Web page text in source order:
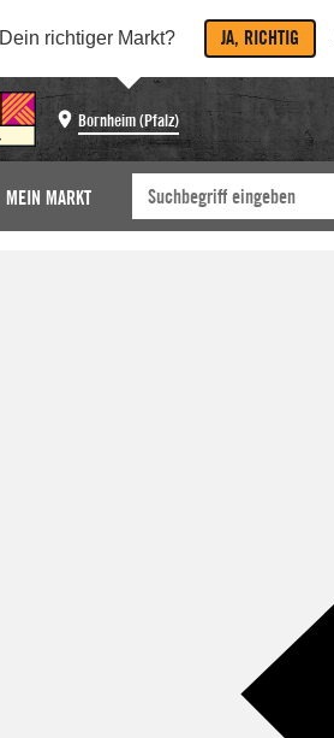
Dein richtiger Markt? JA, RICHTIG
Bornheim (Pfalz)
MEIN MARKT